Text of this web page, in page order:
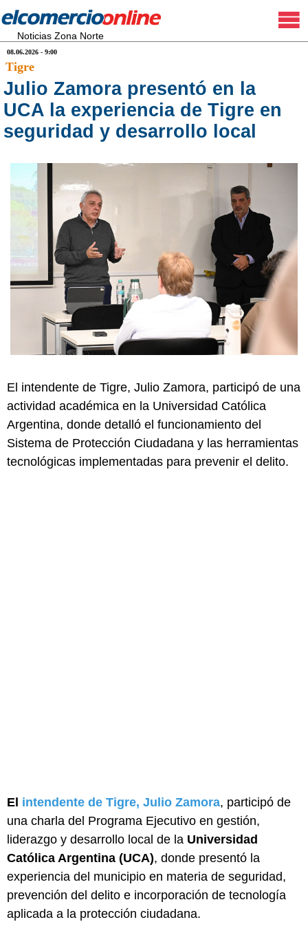
Noticias Zona Norte
08.06.2026 - 9:00
Tigre
Julio Zamora presentó en la
UCA la experiencia de Tigre en
seguridad y desarrollo local
El intendente de Tigre, Julio Zamora, participó de una
actividad académica en la Universidad Católica
Argentina, donde detalló el funcionamiento del
Sistema de Protección Ciudadana y las herramientas
tecnológicas implementadas para prevenir el delito.
El intendente de Tigre, Julio Zamora, participó de
una charla del Programa Ejecutivo en gestión,
liderazgo y desarrollo local de la Universidad
Católica Argentina (UCA), donde presentó la
experiencia del municipio en materia de seguridad,
prevención del delito e incorporación de tecnología
aplicada a la protección ciudadana.